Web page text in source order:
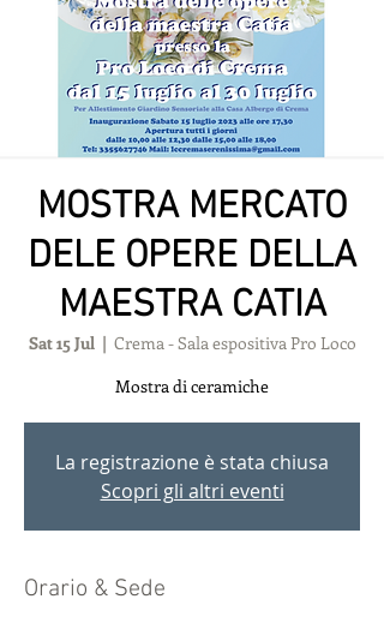
MOSTRA MERCATO
DELE OPERE DELLA
MAESTRA CATIA
Sat 15 Jul
  |
Crema - Sala espositiva Pro Loco
Mostra di ceramiche
La registrazione è stata chiusa
Scopri gli altri eventi
Orario & Sede